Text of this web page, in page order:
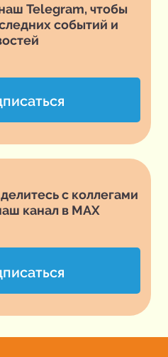
Telegram, чтобы
событий и
с коллегами
канал в MAX